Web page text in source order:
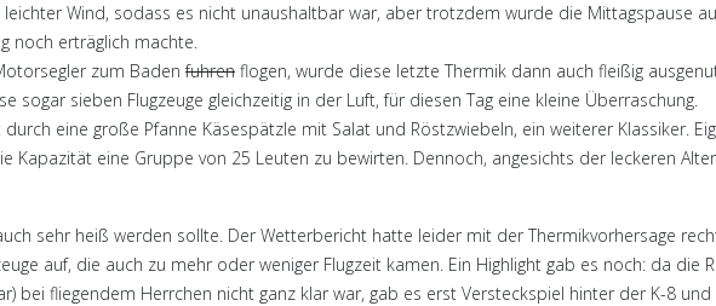
leichter Wind, sodass es nicht unaushaltbar war, aber trotzdem wurde die Mittagspause
noch erträglich machte.
zum Badenfuhren flogen, wurde diese letzte Thermik dann auch fleißig
sogar sieben Flugzeuge gleichzeitig in der Luft, für diesen Tag eine kleine Überraschung.
eine große Pfanne Käsespätzle mit Salat und Röstzwiebeln, ein weiterer Klassiker.
Kapazität eine Gruppe von 25 Leuten zu bewirten. Dennoch, angesichts der leckeren
sehr heiß werden sollte. Der Wetterbericht hatte leider mit der Thermikvorhersage
auf, die auch zu mehr oder weniger Flugzeit kamen. Ein Highlight gab es noch: da die
bei fliegendem Herrchen nicht ganz klar war, gab es erst Versteckspiel hinter der K-8